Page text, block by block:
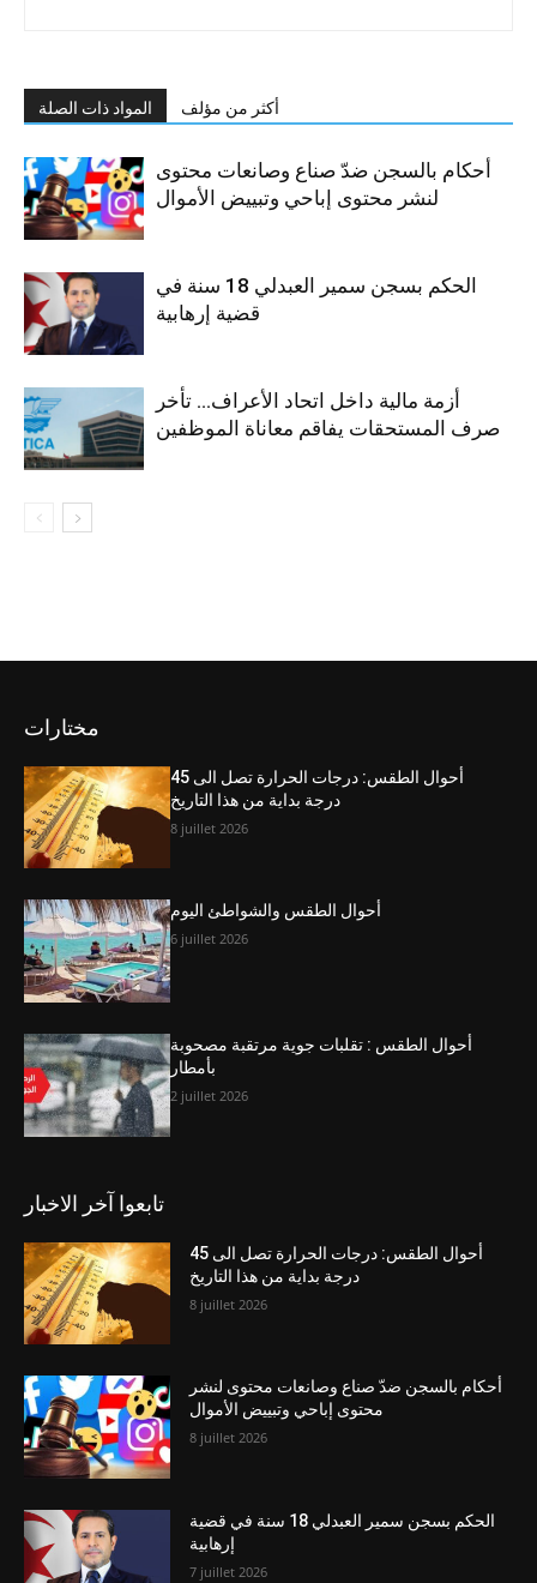
المواد ذات الصلة أكثر من مؤلف
أحكام بالسجن ضدّ صناع وصانعات محتوى
لنشر محتوى إباحي وتبييض الأموال
الحكم بسجن سمير العبدلي 18 سنة في
قضية إرهابية
أزمة مالية داخل اتحاد الأعراف… تأخر
صرف المستحقات يفاقم معاناة الموظفين
مختارات
أحوال الطقس: درجات الحرارة تصل الى 45
درجة بداية من هذا التاريخ
8 juillet 2026
أحوال الطقس والشواطئ اليوم
6 juillet 2026
أحوال الطقس : تقلبات جوية مرتقبة مصحوبة
بأمطار
2 juillet 2026
تابعوا آخر الاخبار
أحوال الطقس: درجات الحرارة تصل الى 45
درجة بداية من هذا التاريخ
8 juillet 2026
أحكام بالسجن ضدّ صناع وصانعات محتوى لنشر
محتوى إباحي وتبييض الأموال
8 juillet 2026
الحكم بسجن سمير العبدلي 18 سنة في قضية
إرهابية
7 juillet 2026